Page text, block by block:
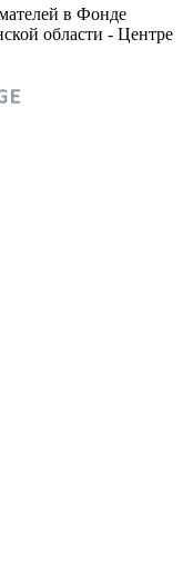
в Фонде
области - Центре